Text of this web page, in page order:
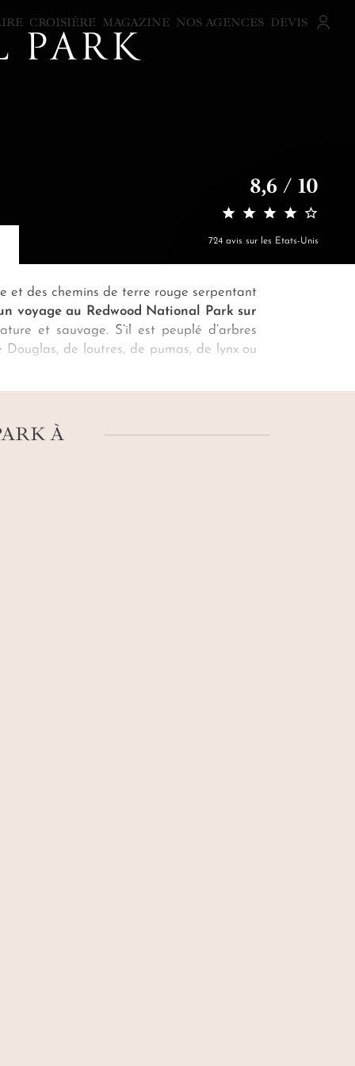
CROISIÈRE MAGAZINE NOS AGENCES DEVIS
8,6 / 10
724 avis sur les Etats-Unis
et des chemins de terre rouge serpentant
voyage au Redwood National Park sur
et sauvage. S’il est peuplé d’arbres
Douglas, de loutres, de pumas, de lynx ou
À